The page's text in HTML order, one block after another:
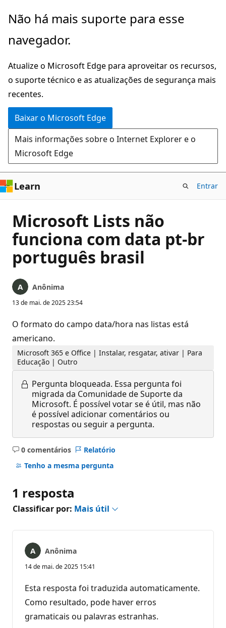
Pular
o
principal
Não há mais suporte para esse
navegador.
Atualize o Microsoft Edge para aproveitar os recursos,
o suporte técnico e as atualizações de segurança mais
recentes.
Baixar o Microsoft Edge
Mais informações sobre o Internet Explorer e o
Microsoft Edge
Learn Entrar
Microsoft Lists não
funciona com data pt-br
português brasil
Anônima
13 de mai. de 2025 23:54
O formato do campo data/hora nas listas está
americano.
Microsoft 365 e Office | Instalar, resgatar, ativar | Para
Educação | Outro
Pergunta bloqueada. Essa pergunta foi
migrada da Comunidade de Suporte da
Microsoft. É possível votar se é útil, mas não
é possível adicionar comentários ou
respostas ou seguir a pergunta.
0 comentários
Sem
comentários
Relatório
Tenho a mesma pergunta
1 resposta
Classificar por: Mais útil
Anônima
14 de mai. de 2025 15:41
Esta resposta foi traduzida automaticamente.
Como resultado, pode haver erros
gramaticais ou palavras estranhas.